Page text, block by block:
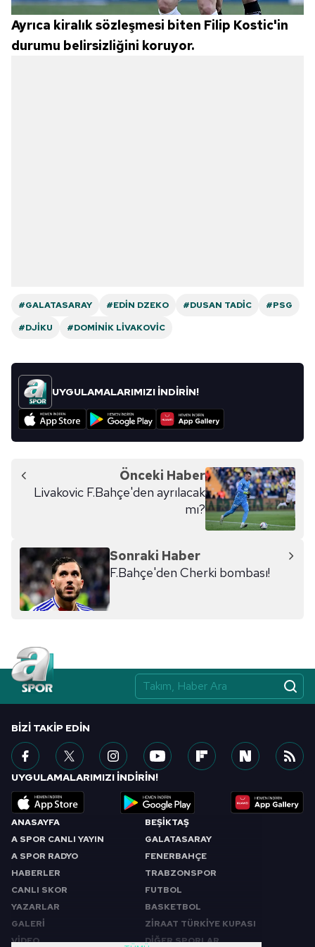
Ayrıca kiralık sözleşmesi biten Filip Kostic'in
durumu belirsizliğini koruyor.
#GALATASARAY #EDIN DZEKO #DUSAN TADIC
#PSG
#DJIKU
#DOMINIK LIVAKOVIC
UYGULAMALARIMIZI İNDİRİN!
Önceki Haber
Livakovic F.Bahçe'den ayrılacak
mı?
Sonraki Haber
F.Bahçe'den Cherki bombası!
ANASAYFA
A SPOR CANLI YAYIN
A SPOR RADYO
HABERLER
CANLI SKOR
YAZARLAR
GALERİ
VİDEO
BEŞİKTAŞ
GALATASARAY
FENERBAHÇE
TRABZONSPOR
FUTBOL
BASKETBOL
ZİRAAT TÜRKİYE KUPASI
DİĞER SPORLAR
BIZI TAKIP EDIN
UYGULAMALARIMIZI İNDİRİN!